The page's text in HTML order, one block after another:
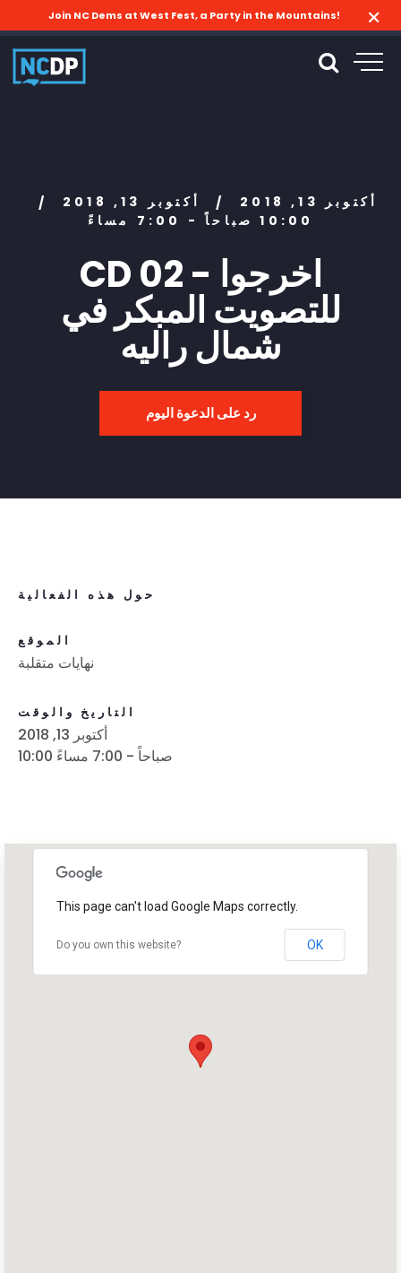
Join NC Dems at West Fest, a Party in the Mountains!
أكتوبر 13, 2018 / أكتوبر 13, 2018
/
10:00 صباحاً - 7:00 مساءً
CD 02 - اخرجوا
للتصويت المبكر في
شمال راليه
رد على الدعوة اليوم
حول هذه الفعالية
الموقع
نهايات متقلبة
التاريخ والوقت
أكتوبر 13, 2018
10:00 صباحاً - 7:00 مساءً
This page can't load Google Maps correctly.
Do you own this website? OK